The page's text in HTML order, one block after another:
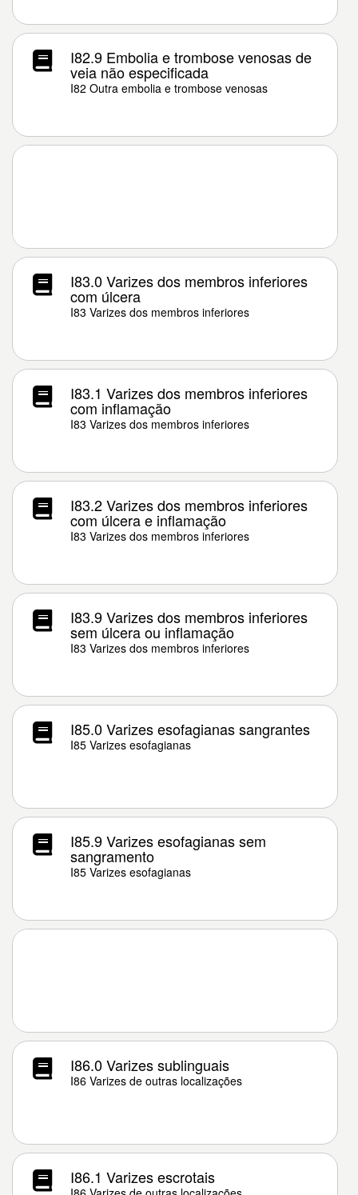
I82.9 Embolia e trombose venosas de
veia não especificada
I82 Outra embolia e trombose venosas
I83.0 Varizes dos membros inferiores
com úlcera
I83 Varizes dos membros inferiores
I83.1 Varizes dos membros inferiores
com inflamação
I83 Varizes dos membros inferiores
I83.2 Varizes dos membros inferiores
com úlcera e inflamação
I83 Varizes dos membros inferiores
I83.9 Varizes dos membros inferiores
sem úlcera ou inflamação
I83 Varizes dos membros inferiores
I85.0 Varizes esofagianas sangrantes
I85 Varizes esofagianas
I85.9 Varizes esofagianas sem
sangramento
I85 Varizes esofagianas
I86.0 Varizes sublinguais
I86 Varizes de outras localizações
I86.1 Varizes escrotais